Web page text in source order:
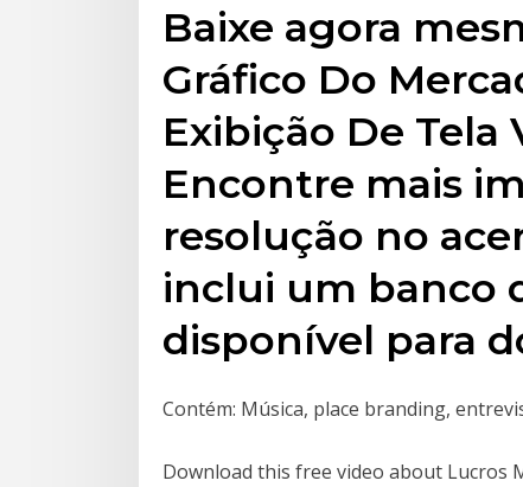
Baixe agora
Gráfico Do
Exibição De Tela
Encontre mais
resolução no
inclui um banco
disponível para
Contém: Música, place branding,
Download this free video about Lucros